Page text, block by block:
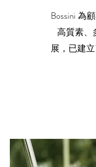
Bossini 為
高質素、
展，已建